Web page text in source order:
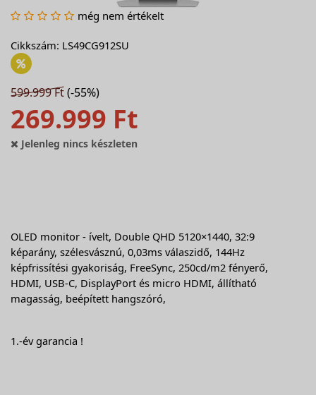
még nem értékelt
Cikkszám: LS49CG912SU
599.999 Ft(-55%)
269.999 Ft
Jelenleg nincs készleten
OLED monitor - ívelt, Double QHD 5120×1440, 32:9
képarány, szélesvásznú, 0,03ms válaszidő, 144Hz
képfrissítési gyakoriság, FreeSync, 250cd/m2 fényerő,
HDMI, USB-C, DisplayPort és micro HDMI, állítható
magasság, beépített hangszóró,
1.-év garancia !